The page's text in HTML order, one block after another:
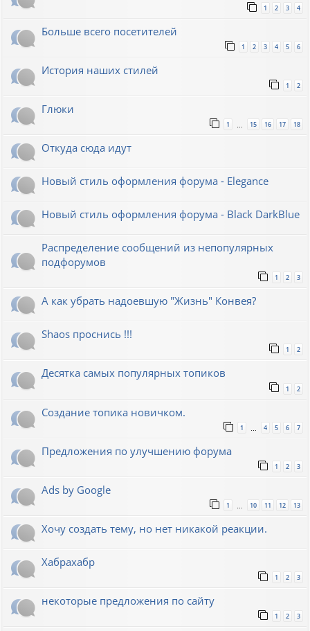
1 2 3 4
Больше всего посетителей
1 2 3 4 5 6
История наших стилей
1 2
Глюки
1 … 15 16 17 18
Откуда сюда идут
Новый стиль оформления форума - Elegance
Новый стиль оформления форума - Black DarkBlue
Распределение сообщений из непопулярных
подфорумов
1 2 3
А как убрать надоевшую "Жизнь" Конвея?
Shaos проснись !!!
1 2
Десятка самых популярных топиков
1 2
Создание топика новичком.
1 4 5 6 7
Предложения по улучшению форума
1 2 3
Ads by Google
1 10 11 12 13
Хочу создать тему, но нет никакой реакции.
Хабрахабр
1 2 3
некоторые предложения по сайту
1 2 3